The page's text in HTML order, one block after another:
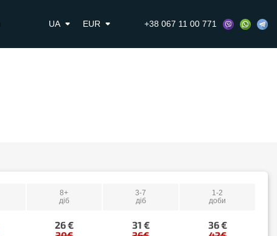
UA EUR +38 067 11 00 771
8+
діб
3-7
діб
1-2
доби
26 €
31 €
36 €